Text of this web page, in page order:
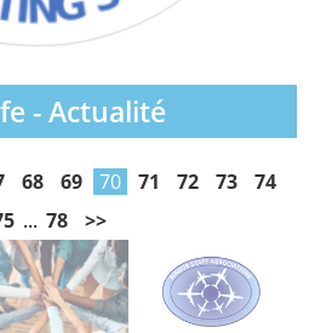
- Actualité
68 69 70 71 72 73
74
... 78 >>